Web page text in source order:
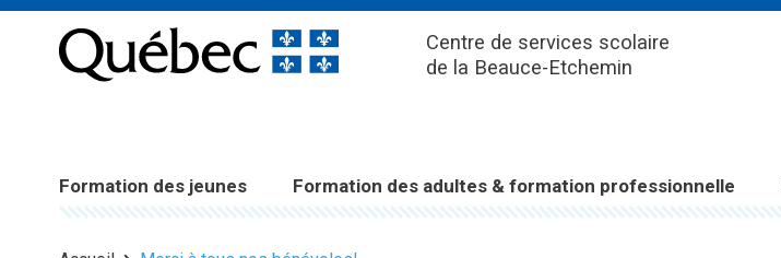
Centre de services scolaire
de la Beauce-Etchemin
Formation des jeunes Formation des adultes & formation professionnelle